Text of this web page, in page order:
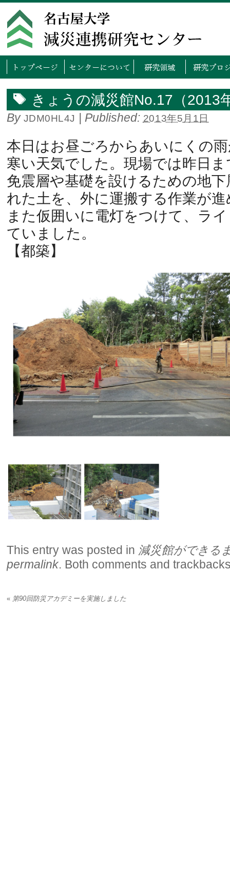
トップページ センタ
きょうの減災館No.17（2013
By JDM0HL4J | Published: 2013年5月1日
本日はお昼ごろからあいにくの
寒い天気でした。現場では昨日
免震層や基礎を設けるための地
れた土を、外に運搬する作業が
また仮囲いに電灯をつけて、ラ
ていました。
【都築】
This entry was posted in 減災館ができる
permalink. Both comments and
«第90回防災アカデミーを実施しました